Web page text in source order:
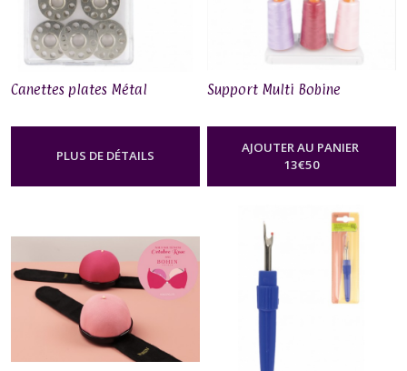
Canettes plates Métal
PLUS DE DÉTAILS
Support Multi Bobine
AJOUTER AU PANIER
13€50